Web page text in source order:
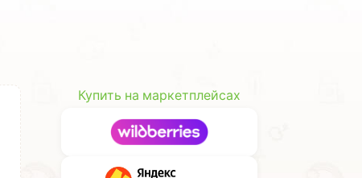
Купить на маркетплейсах